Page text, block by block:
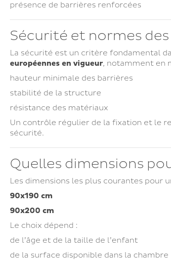
présence de barrières renforcées
Sécurité et normes
La sécurité est un critère fondamental
européennes en vigueur, notamment en
hauteur minimale des barrières
stabilité de la structure
résistance des matériaux
Un contrôle régulier de la fixation et le
sécurité.
Quelles dimensions
Les dimensions les plus courantes pour
90x190 cm
90x200 cm
Le choix dépend :
de l’âge et de la taille de l’enfant
de la surface disponible dans la chambre